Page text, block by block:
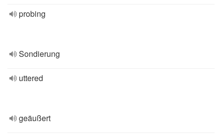
probing
Sondierung
uttered
geäußert